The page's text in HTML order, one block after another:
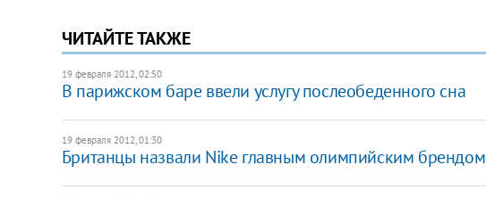
ЧИТАЙТЕ ТАКЖЕ
19 февраля 2012, 02:50
В парижcком баре ввели услугу послеобеденного сна
19 февраля 2012, 01:30
Британцы назвали Nike главным олимпийским брендом